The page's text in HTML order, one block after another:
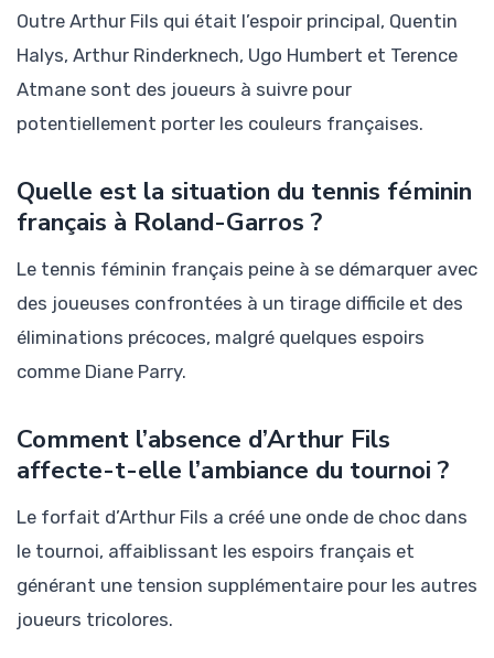
Outre Arthur Fils qui était l’espoir principal, Quentin
Halys, Arthur Rinderknech, Ugo Humbert et Terence
Atmane sont des joueurs à suivre pour
potentiellement porter les couleurs françaises.
Quelle est la situation du tennis féminin
français à Roland-Garros ?
Le tennis féminin français peine à se démarquer avec
des joueuses confrontées à un tirage difficile et des
éliminations précoces, malgré quelques espoirs
comme Diane Parry.
Comment l’absence d’Arthur Fils
affecte-t-elle l’ambiance du tournoi ?
Le forfait d’Arthur Fils a créé une onde de choc dans
le tournoi, affaiblissant les espoirs français et
générant une tension supplémentaire pour les autres
joueurs tricolores.